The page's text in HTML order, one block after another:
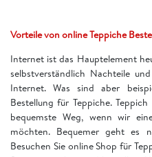
Vorteile von online Teppiche
Internet ist das Hauptelement
selbstverständlich Nachteile
Internet. Was sind aber
Bestellung für Teppiche.
bequemste Weg, wenn wir
möchten. Bequemer geht es
Besuchen Sie online Shop für